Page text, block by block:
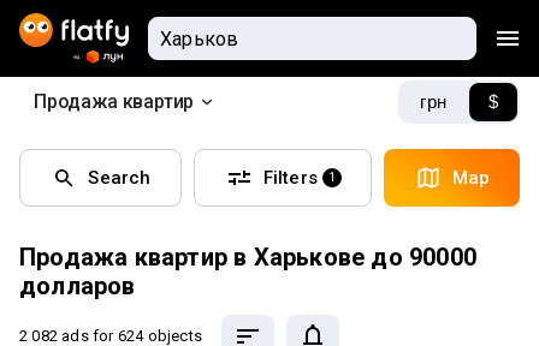
Продажа квартир грн $
Search Filters 1 Map
Продажа квартир в Харькове до 90000
долларов
2 082 ads for 624 objects